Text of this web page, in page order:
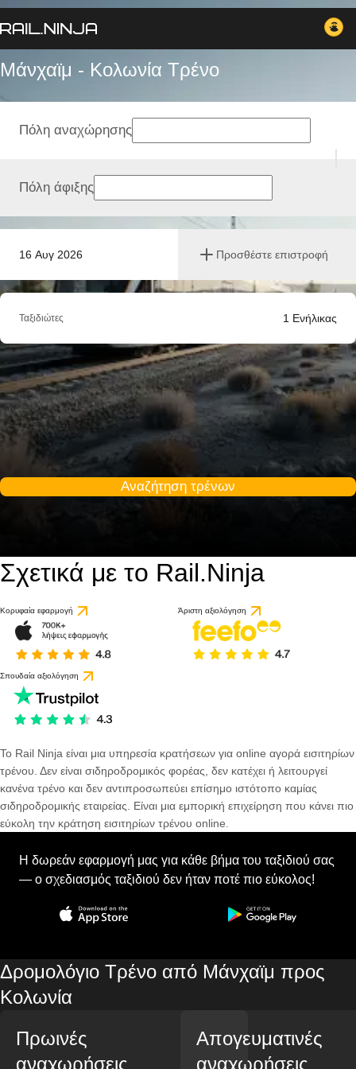
Μάνχαϊμ - Κολωνία Tρένο
16 Αυγ 2026 Προσθέστε επιστροφή
Πόλη αναχώρησης
Πόλη άφιξης
Ταξιδιώτες 1 Ενήλικας
Αναζήτηση τρένων
Σχετικά με το Rail.Ninja
Κορυφαία εφαρμογή Άριστη αξιολόγηση
Σπουδαία αξιολόγηση
Το Rail Ninja είναι μια υπηρεσία κρατήσεων για online αγορά εισιτηρίων
τρένου. Δεν είναι σιδηροδρομικός φορέας, δεν κατέχει ή λειτουργεί
κανένα τρένο και δεν αντιπροσωπεύει επίσημο ιστότοπο καμίας
σιδηροδρομικής εταιρείας. Είναι μια εμπορική επιχείρηση που κάνει πιο
εύκολη την κράτηση εισιτηρίων τρένου online.
Η δωρεάν εφαρμογή μας για κάθε βήμα του ταξιδιού σας
— ο σχεδιασμός ταξιδιού δεν ήταν ποτέ πιο εύκολος!
Δρομολόγιο Τρένο από Μάνχαϊμ προς
Κολωνία
Πρωινές
αναχωρήσεις
Απογευματινές
αναχωρήσεις